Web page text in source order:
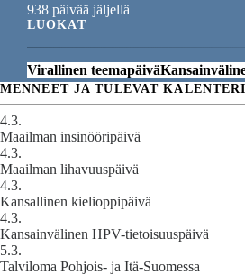
938 päivää jäljellä
LUOKAT
Virallinen teemapäivä
MENNEET JA TULEVAT
4.3.
Maailman insinööripäivä
4.3.
Maailman lihavuuspäivä
4.3.
Kansallinen kielioppipäivä
4.3.
Kansainvälinen HPV-tietoisuuspäivä
5.3.
Talviloma Pohjois- ja Itä-Suomessa